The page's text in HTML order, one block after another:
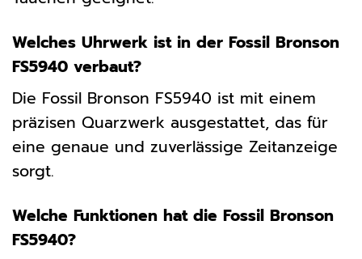
Welches Uhrwerk ist in der Fossil Bronson
FS5940 verbaut?
Die Fossil Bronson FS5940 ist mit einem
präzisen Quarzwerk ausgestattet, das für
eine genaue und zuverlässige Zeitanzeige
sorgt.
Welche Funktionen hat die Fossil Bronson
FS5940?